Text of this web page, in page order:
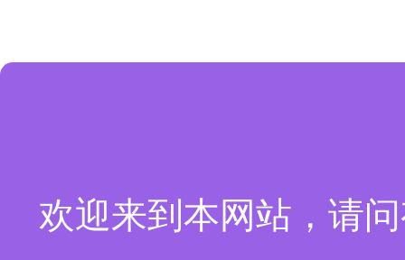
欢迎来到本网站，请